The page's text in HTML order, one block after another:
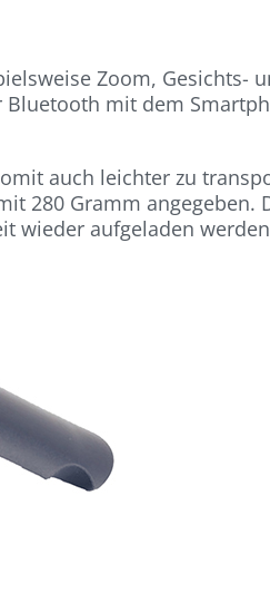
Zoom, Gesichts-
mit dem
auch leichter zu
280 Gramm angegeben.
wieder aufgeladen